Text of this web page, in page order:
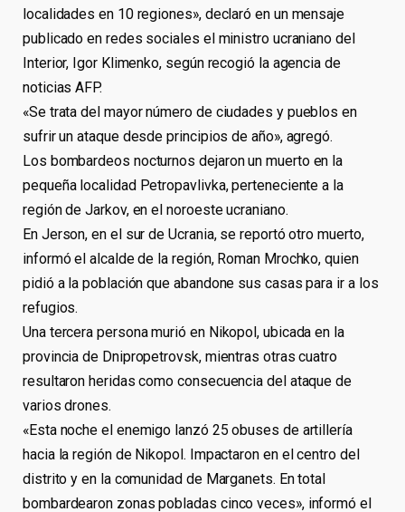
localidades en 10 regiones», declaró en un mensaje
publicado en redes sociales el ministro ucraniano del
Interior, Igor Klimenko, según recogió la agencia de
noticias AFP.
«Se trata del mayor número de ciudades y pueblos en
sufrir un ataque desde principios de año», agregó.
Los bombardeos nocturnos dejaron un muerto en la
pequeña localidad Petropavlivka, perteneciente a la
región de Jarkov, en el noroeste ucraniano.
En Jerson, en el sur de Ucrania, se reportó otro muerto,
informó el alcalde de la región, Roman Mrochko, quien
pidió a la población que abandone sus casas para ir a los
refugios.
Una tercera persona murió en Nikopol, ubicada en la
provincia de Dnipropetrovsk, mientras otras cuatro
resultaron heridas como consecuencia del ataque de
varios drones.
«Esta noche el enemigo lanzó 25 obuses de artillería
hacia la región de Nikopol. Impactaron en el centro del
distrito y en la comunidad de Marganets. En total
bombardearon zonas pobladas cinco veces», informó el